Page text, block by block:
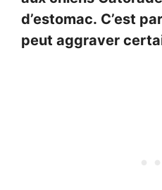
d’estomac. C’est
peut aggraver